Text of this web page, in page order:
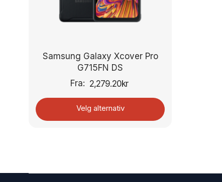
Samsung Galaxy Xcover Pro
G715FN DS
Fra: 2,279.20kr
Velg alternativ